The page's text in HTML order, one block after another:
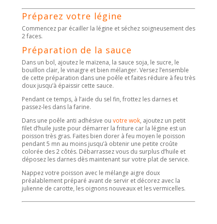
Préparez votre légine
Commencez par écailler la légine et séchez soigneusement des
2 faces.
Préparation de la sauce
Dans un bol, ajoutez le maïzena, la sauce soja, le sucre, le
bouillon clair, le vinaigre et bien mélanger. Versez l’ensemble
de cette préparation dans une poêle et faites réduire à feu très
doux jusqu’à épaissir cette sauce.
Pendant ce temps, à l’aide du sel fin, frottez les darnes et
passez-les dans la farine.
Dans une poêle anti adhésive ou votre wok, ajoutez un petit
filet d’huile juste pour démarrer la friture car la légine est un
poisson très gras. Faites bien dorer à feu moyen le poisson
pendant 5 mn au moins jusqu’à obtenir une petite croûte
colorée des 2 côtés. Débarrassez vous du surplus d’huile et
déposez les darnes dès maintenant sur votre plat de service.
Nappez votre poisson avec le mélange aigre doux
préalablement préparé avant de servir et décorez avec la
julienne de carotte, les oignons nouveaux et les vermicelles.